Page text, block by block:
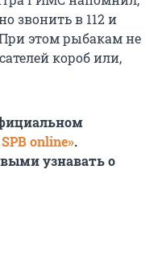
звонить в 112 и
этом рыбакам не
короб или,
online».
узнавать о